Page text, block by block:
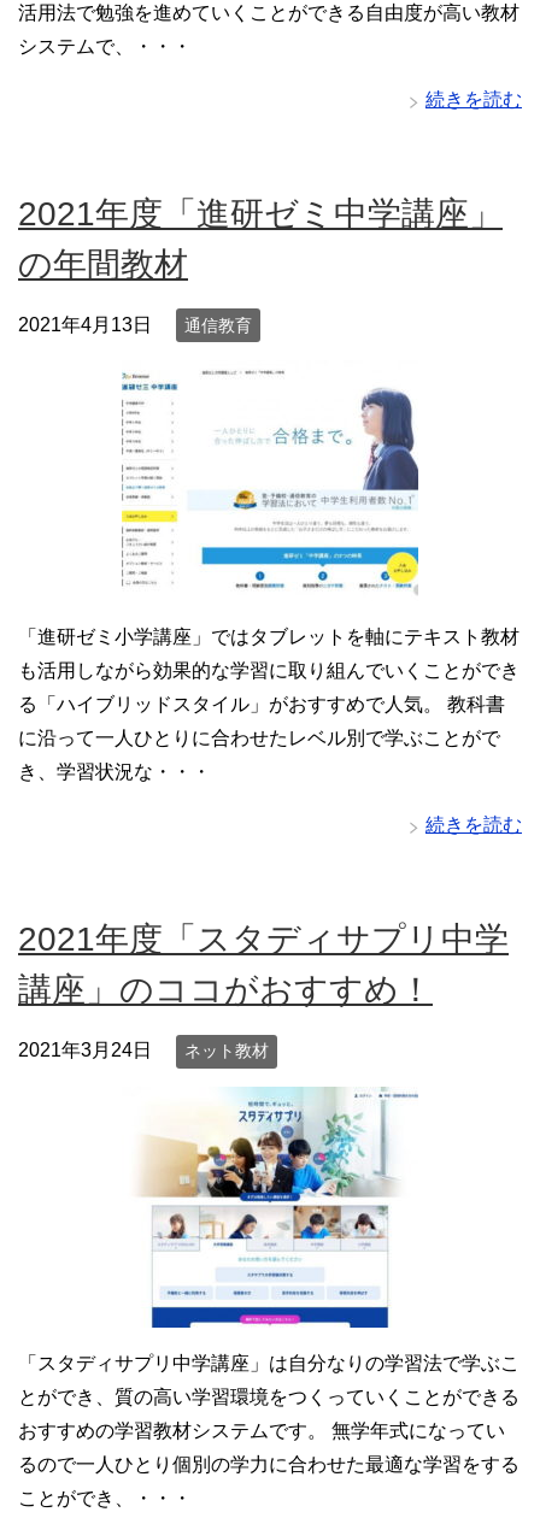
活用法で勉強を進めていくことができる自由度が高い教材
システムで、・・・
続きを読む
2021年度「進研ゼミ中学講座」
の年間教材
2021年4月13日 通信教育
「進研ゼミ小学講座」ではタブレットを軸にテキスト教材
も活用しながら効果的な学習に取り組んでいくことができ
る「ハイブリッドスタイル」がおすすめで人気。 教科書
に沿って一人ひとりに合わせたレベル別で学ぶことがで
き、学習状況な・・・
続きを読む
2021年度「スタディサプリ中学
講座」のココがおすすめ！
2021年3月24日 ネット教材
「スタディサプリ中学講座」は自分なりの学習法で学ぶこ
とができ、質の高い学習環境をつくっていくことができる
おすすめの学習教材システムです。 無学年式になってい
るので一人ひとり個別の学力に合わせた最適な学習をする
ことができ、・・・